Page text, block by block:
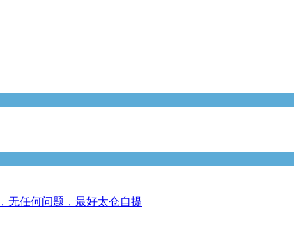
无任何问题，最好太仓自提